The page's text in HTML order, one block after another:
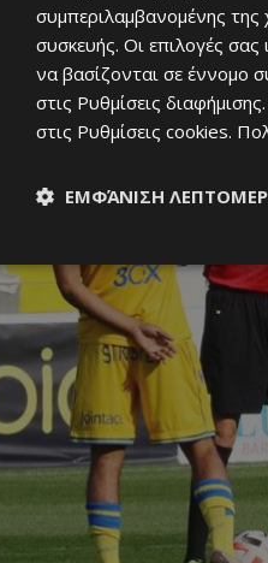
συμπεριλαμβανομένης
συσκευής. Οι επιλογές
να βασίζονται σε έννομο
στις Ρυθμίσεις διαφήμισης
στις Ρυθμίσεις cookies.
ΕΜΦΆΝΙΣΗ